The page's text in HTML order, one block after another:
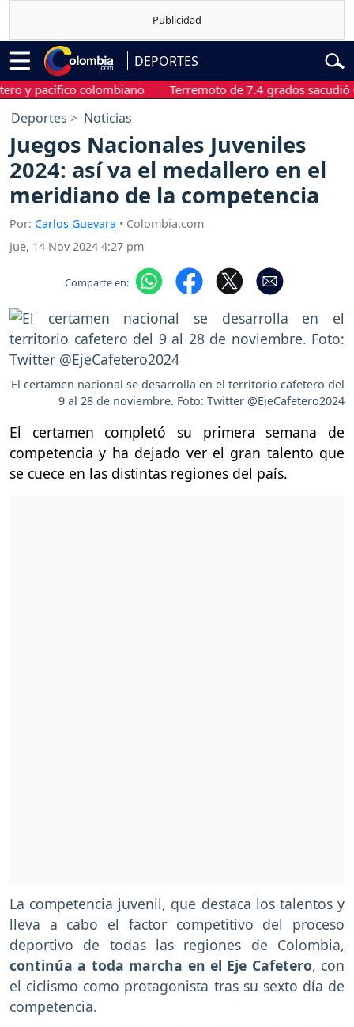
DEPORTES
colombiano Terremoto de 7.4 grados sacudió
Deportes Noticias
Juegos Nacionales Juveniles
2024: así va el medallero en el
meridiano de la competencia
Por: Carlos Guevara • Colombia.com
Jue, 14 Nov 2024 4:27 pm
Comparte en:
El certamen nacional se desarrolla en el territorio cafetero del
9 al 28 de noviembre. Foto: Twitter @EjeCafetero2024
El certamen completó su primera semana de
competencia y ha dejado ver el gran talento que
se cuece en las distintas regiones del país.
La competencia juvenil, que destaca los talentos y
lleva a cabo el factor competitivo del proceso
deportivo de todas las regiones de Colombia,
continúa a toda marcha en el Eje Cafetero, con
el ciclismo como protagonista tras su sexto día de
competencia.